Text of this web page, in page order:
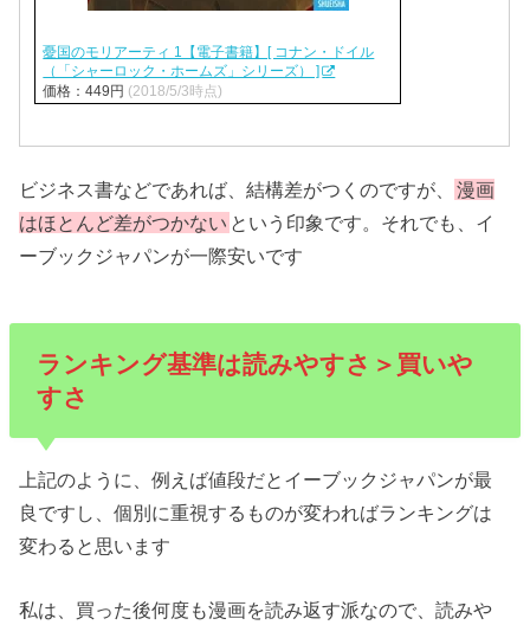
憂国のモリアーティ 1【電子書籍】[ コナン・ドイル
（「シャーロック・ホームズ」シリーズ） ]
価格：449円 (2018/5/3時点)
ビジネス書などであれば、結構差がつくのですが、
漫画
はほとんど差がつかない という印象です。それでも、イ
ーブックジャパンが一際安いです
ランキング基準は読みやすさ＞買いや
すさ
上記のように、例えば値段だとイーブックジャパンが最
良ですし、個別に重視するものが変わればランキングは
変わると思います
私は、買った後何度も漫画を読み返す派なので、読みや